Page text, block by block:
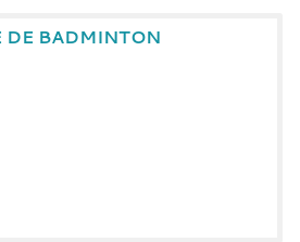
DE BADMINTON